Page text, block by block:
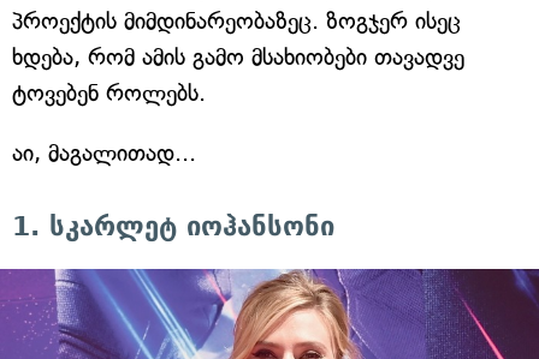
პროექტის მიმდინარეობაზეც. ზოგჯერ ისეც
ხდება, რომ ამის გამო მსახიობები თავადვე
ტოვებენ როლებს.
აი, მაგალითად...
1. სკარლეტ იოჰანსონი